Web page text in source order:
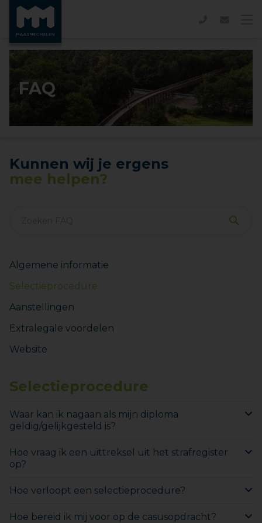
FAQ
Kunnen wij je ergens
mee helpen?
Algemene informatie
Selectieprocedure
Aanstellingen
Extralegale voordelen
Website
Selectieprocedure
Waar kan ik nagaan als mijn diploma
geldig/gelijkgesteld is?
Hoe vraag ik een uittreksel uit het strafregister
op?
Hoe verloopt een selectieprocedure?
Hoe bereid ik mij voor op de casusopdracht?